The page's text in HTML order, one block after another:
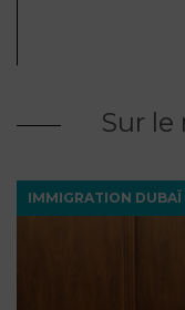
Sur
IMMIGRATION DUBAÏ